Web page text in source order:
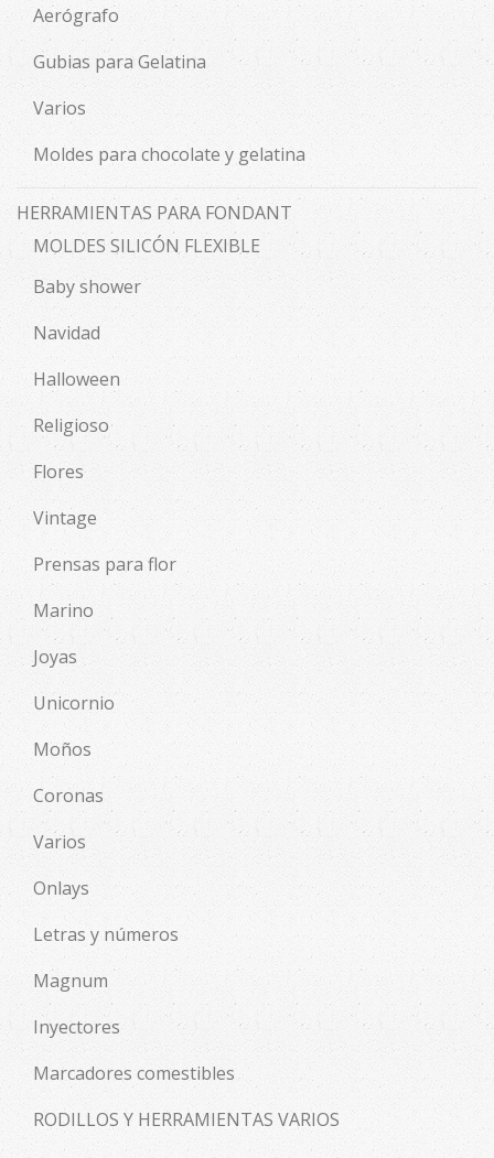
Aerógrafo
Gubias para Gelatina
Varios
Moldes para chocolate y gelatina
HERRAMIENTAS PARA FONDANT
MOLDES SILICÓN FLEXIBLE
Baby shower
Navidad
Halloween
Religioso
Flores
Vintage
Prensas para flor
Marino
Joyas
Unicornio
Moños
Coronas
Varios
Onlays
Letras y números
Magnum
Inyectores
Marcadores comestibles
RODILLOS Y HERRAMIENTAS VARIOS